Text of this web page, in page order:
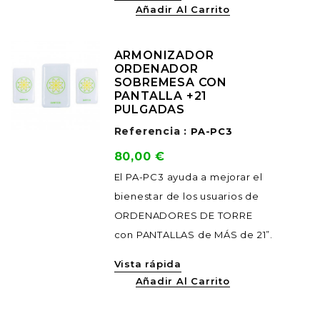
Añadir Al Carrito
ARMONIZADOR
ORDENADOR
SOBREMESA CON
PANTALLA +21
PULGADAS
Referencia : PA-PC3
Precio
80,00 €
El PA-PC3 ayuda a mejorar el
bienestar de los usuarios de
ORDENADORES DE TORRE
con PANTALLAS de MÁS de 21”.
Vista rápida
Añadir Al Carrito